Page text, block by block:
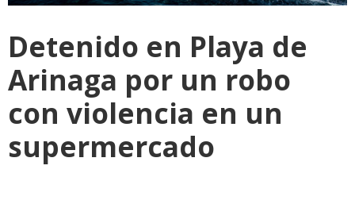
Detenido en Playa de
Arinaga por un robo
con violencia en un
supermercado